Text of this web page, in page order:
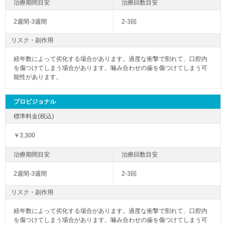
2週間-3週間 2-3回
リスク・副作用
経年数によって劣化する場合があります。過度な衝撃で割れて、口腔内
を傷つけてしまう場合があります。噛み合わせの歯を傷つけてしまう可
能性があります。
プロビジョナル
￥3,300
2週間-3週間 2-3回
リスク・副作用
経年数によって劣化する場合があります。過度な衝撃で割れて、口腔内
を傷つけてしまう場合があります。噛み合わせの歯を傷つけてしまう可